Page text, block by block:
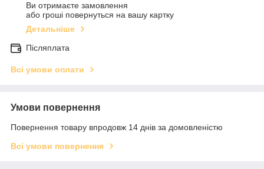
Ви отримаєте замовлення
або гроші повернуться на вашу картку
Детальніше
Післяплата
Всі умови оплати
Умови повернення
Повернення товару впродовж 14 днів за домовленістю
Всі умови повернення